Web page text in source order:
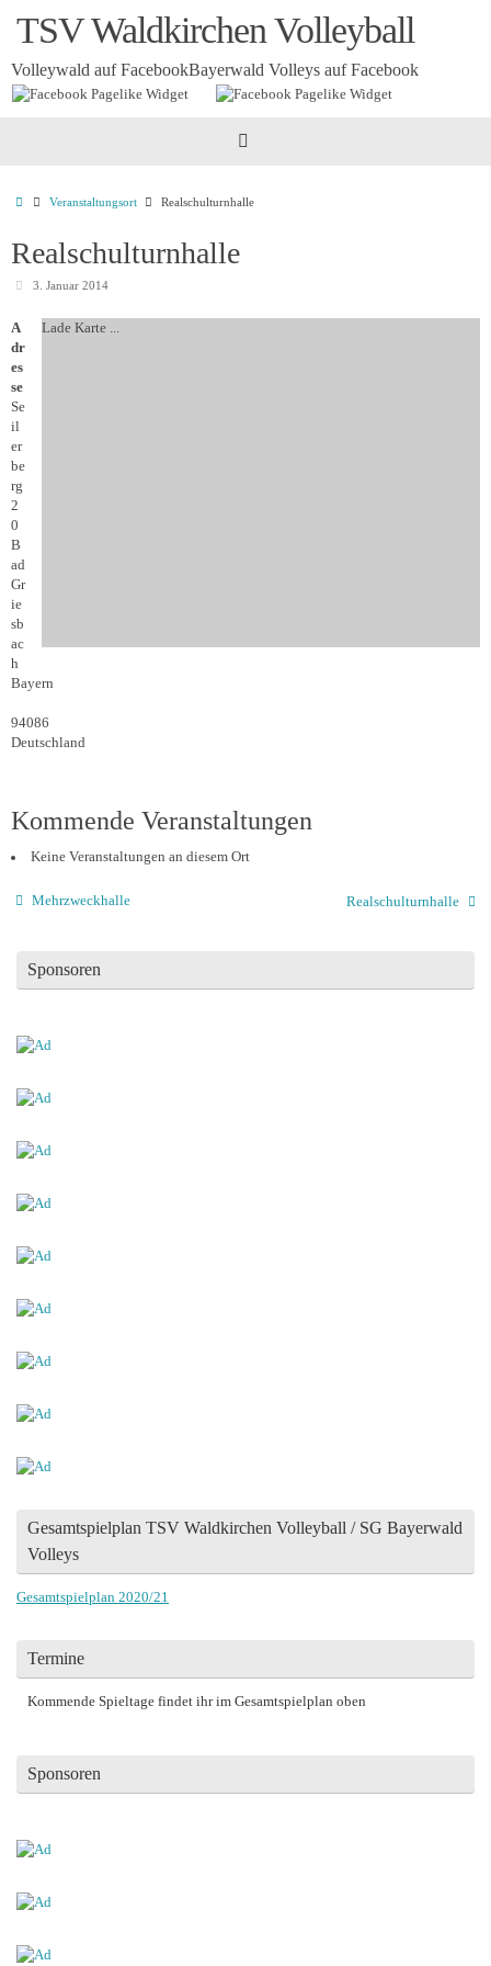
InhaltTSV Waldkirchen Volleyball
Volleywald auf FacebookBayerwald Volleys auf Facebook
Startseite
Veranstaltungsort Realschulturnhalle
Realschulturnhalle
3. Januar 2014
Lade Karte ...
A
dr
es
se
Se
il
er
be
rg
2
0
B
ad
Gr
ie
sb
ac
h
Bayern
94086
Deutschland
Kommende Veranstaltungen
Keine Veranstaltungen an diesem Ort
Mehrzweckhalle Realschulturnhalle
Sponsoren
Gesamtspielplan TSV Waldkirchen Volleyball / SG Bayerwald
Volleys
Gesamtspielplan 2020/21
Termine
Kommende Spieltage findet ihr im Gesamtspielplan oben
Sponsoren